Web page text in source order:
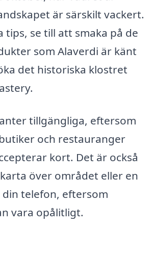
är särskilt vackert.
tips, se till att smaka på de
som Alaverdi är känt
det historiska klostret
tillgängliga, eftersom
och restauranger
kort. Det är också
över området eller en
telefon, eftersom
vara opålitligt.